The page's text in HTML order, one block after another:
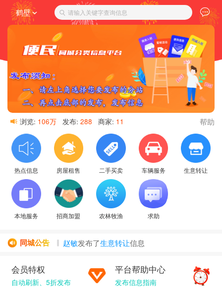
鹤壁 请输入关键字查询信息
浏览: 106万 发布: 288 商家: 11 帮助
热点信息 房屋租售 二手买卖 车辆服务 生意转让
本地服务 招商加盟 农林牧渔 求助
同城公告 赵敏发布了生意转让信息
Host｜馨声...
发布了房屋租售信息
微微暖阳...发布了房屋租售信息
会员特权
自动刷新、5折发布
平台帮助中心
发布信息指南